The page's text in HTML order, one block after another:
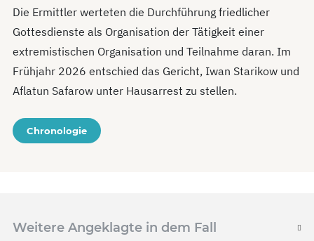
Die Ermittler werteten die Durchführung friedlicher
Gottesdienste als Organisation der Tätigkeit einer
extremistischen Organisation und Teilnahme daran. Im
Frühjahr 2026 entschied das Gericht, Iwan Starikow und
Aflatun Safarow unter Hausarrest zu stellen.
Chronologie
Weitere Angeklagte in dem Fall